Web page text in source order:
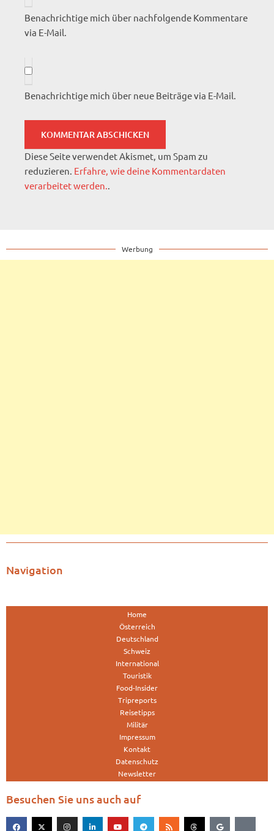
Benachrichtige mich über nachfolgende Kommentare
via E-Mail.
Benachrichtige mich über neue Beiträge via E-Mail.
Diese Seite verwendet Akismet, um Spam zu
reduzieren. Erfahre, wie deine Kommentardaten
verarbeitet werden..
Werbung
Navigation
Home
Österreich
Deutschland
Schweiz
International
Touristik
Food-Insider
Tripreports
Reisetipps
Militär
Impressum
Kontakt
Datenschutz
Newsletter
Besuchen Sie uns auch auf